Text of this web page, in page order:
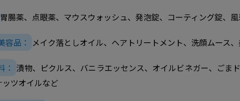
胃腸薬、点眼薬、マウスウォッシュ、発泡錠、コーティング錠、
容品： メイク落としオイル、ヘアトリートメント、洗顔ムース
： 漬物、ピクルス、バニラエッセンス、オイルビネガー、ごま
ッツオイルなど